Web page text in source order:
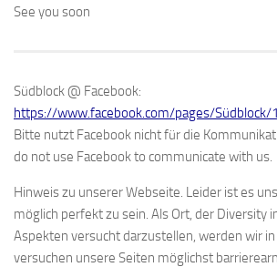
See you soon
Südblock @ Facebook:
https://www.facebook.com/pages/Südblock/
Bitte nutzt Facebook nicht für die
do not use Facebook to communicate with us.
Hinweis zu unserer Webseite. Leider ist es
möglich perfekt zu sein. Als Ort, der Diversity
Aspekten versucht darzustellen, werden wir
versuchen unsere Seiten möglichst